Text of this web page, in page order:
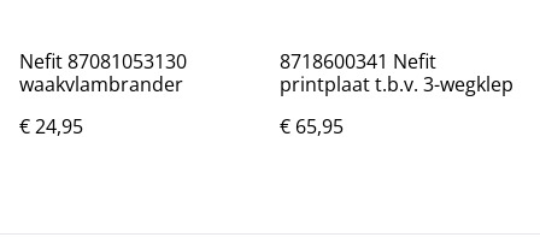
Nefit 87081053130
waakvlambrander
€ 24,95
8718600341 Nefit
printplaat t.b.v. 3-wegklep
€ 65,95